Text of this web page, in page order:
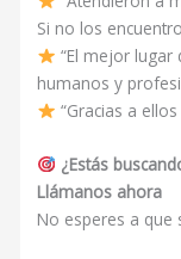
Si no los
“El mejor lugar
humanos y
“Gracias a
¿Estás
Llámanos ahora
No esperes a que